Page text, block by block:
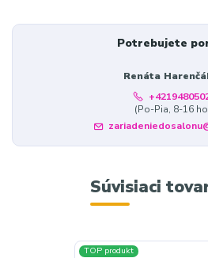
Potrebujete
Renáta
(Po-Pia, 8-16
Súvisiaci
TOP produkt